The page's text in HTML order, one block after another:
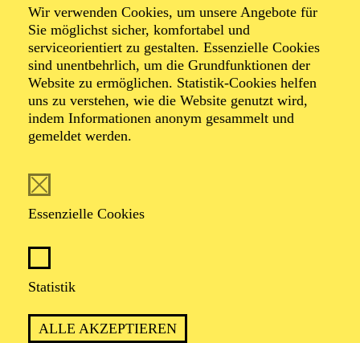
Wir verwenden Cookies, um unsere Angebote für
Sie möglichst sicher, komfortabel und
serviceorientiert zu gestalten. Essenzielle Cookies
sind unentbehrlich, um die Grundfunktionen der
Website zu ermöglichen. Statistik-Cookies helfen
uns zu verstehen, wie die Website genutzt wird,
indem Informationen anonym gesammelt und
gemeldet werden.
Essenzielle Cookies
Statistik
ALLE AKZEPTIEREN
Eine tänzerisch-musikalische Erzählung über
Einschlafrituale
TICKETS